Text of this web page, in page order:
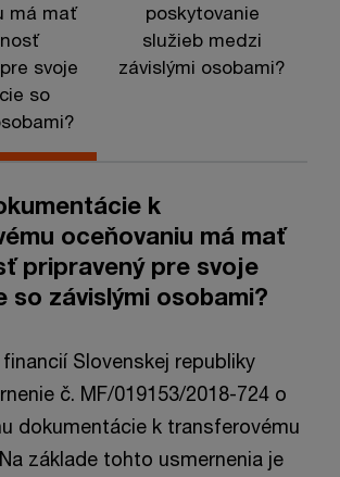
má mať
svoje
so
poskytovanie
služieb medzi
závislými osobami?
k
oceňovaniu má mať
pripravený pre svoje
so závislými osobami?
Slovenskej republiky
č. MF/019153/2018-724 o
dokumentácie k transferovému
základe tohto usmernenia je